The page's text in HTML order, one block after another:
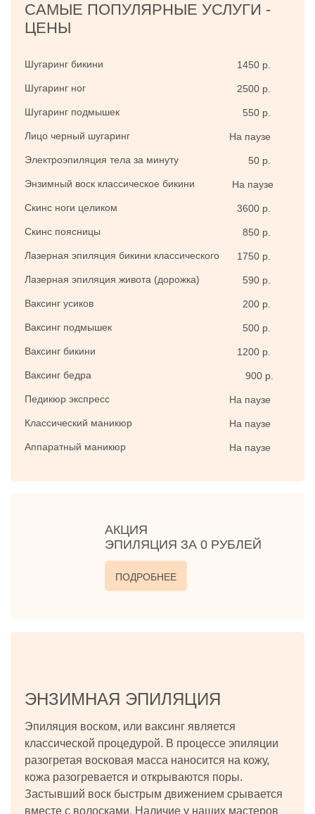
САМЫЕ ПОПУЛЯРНЫЕ УСЛУГИ -
ЦЕНЫ
Шугаринг бикини 1450 р.
Шугаринг ног 2500 р.
Шугаринг подмышек 550 р.
Лицо черный шугаринг На паузе
Электроэпиляция тела за минуту 50 р.
Энзимный воск классическое бикини На паузе
Скинс ноги целиком 3600 р.
Скинс поясницы 850 р.
Лазерная эпиляция бикини классического 1750 р.
Лазерная эпиляция живота (дорожка) 590 р.
Ваксинг усиков 200 р.
Ваксинг подмышек 500 р.
Ваксинг бикини 1200 р.
Ваксинг бедра 900 р.
Педикюр экспресс На паузе
Классический маникюр На паузе
Аппаратный маникюр На паузе
АКЦИЯ
ЭПИЛЯЦИЯ ЗА 0 РУБЛЕЙ
ПОДРОБНЕЕ
ЭНЗИМНАЯ ЭПИЛЯЦИЯ
Эпиляция воском, или ваксинг является
классической процедурой. В процессе эпиляции
разогретая восковая масса наносится на кожу,
кожа разогревается и открываются поры.
Застывший воск быстрым движением срывается
вместе с волосками. Наличие у наших мастеров